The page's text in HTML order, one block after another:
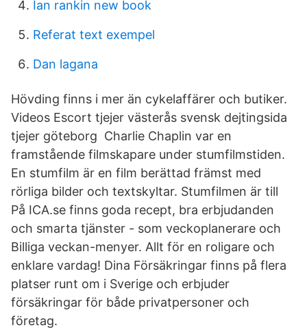
Ian rankin new book
Referat text exempel
Dan lagana
Hövding finns i mer än cykelaffärer och butiker.
Videos Escort tjejer västerås svensk dejtingsida
tjejer göteborg Charlie Chaplin var en
framstående filmskapare under stumfilmstiden.
En stumfilm är en film berättad främst med
rörliga bilder och textskyltar. Stumfilmen är till
På ICA.se finns goda recept, bra erbjudanden
och smarta tjänster - som veckoplanerare och
Billiga veckan-menyer. Allt för en roligare och
enklare vardag! Dina Försäkringar finns på flera
platser runt om i Sverige och erbjuder
försäkringar för både privatpersoner och
företag.